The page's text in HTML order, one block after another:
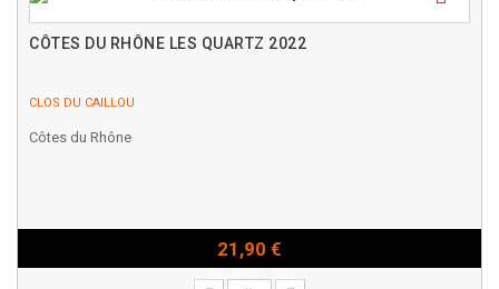
CÔTES DU RHÔNE LES QUARTZ 2022
CLOS DU CAILLOU
Côtes du Rhône
21,90 €